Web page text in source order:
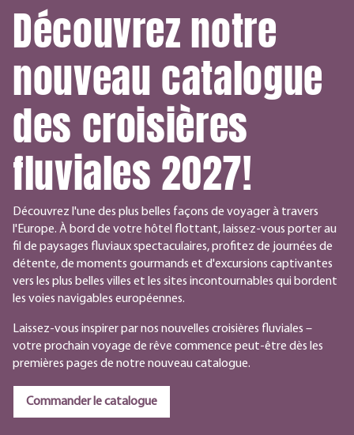
Découvrez notre
nouveau catalogue
des croisières
fluviales 2027!
Découvrez l'une des plus belles façons de voyager à travers
l'Europe. À bord de votre hôtel flottant, laissez-vous porter au
fil de paysages fluviaux spectaculaires, profitez de journées de
détente, de moments gourmands et d'excursions captivantes
vers les plus belles villes et les sites incontournables qui bordent
les voies navigables européennes.
Laissez-vous inspirer par nos nouvelles croisières fluviales –
votre prochain voyage de rêve commence peut-être dès les
premières pages de notre nouveau catalogue.
Commander le catalogue